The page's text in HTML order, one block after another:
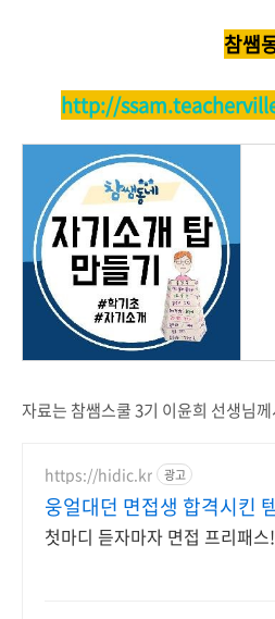
참쌤
http://
자료는 참쌤스쿨 3기 이윤희 선생님
https://hidic.kr 광고
웅얼대던 면접생 합격시킨
첫마디 듣자마자 면접 프리패